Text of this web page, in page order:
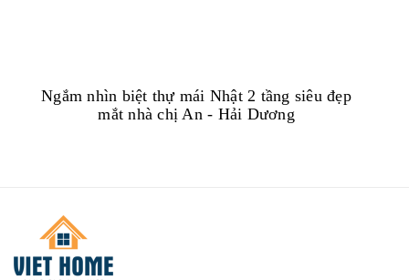
Ngắm nhìn biệt thự mái Nhật 2 tầng siêu đẹp
mắt nhà chị An - Hải Dương